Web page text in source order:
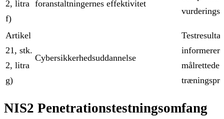
2, litra
f)
foranstaltningernes effektivitet
Artikel
21, stk.
2, litra
g)
Cybersikkerhedsuddannelse
informerer
målrettede
NIS2 Penetrationstestningsomfang